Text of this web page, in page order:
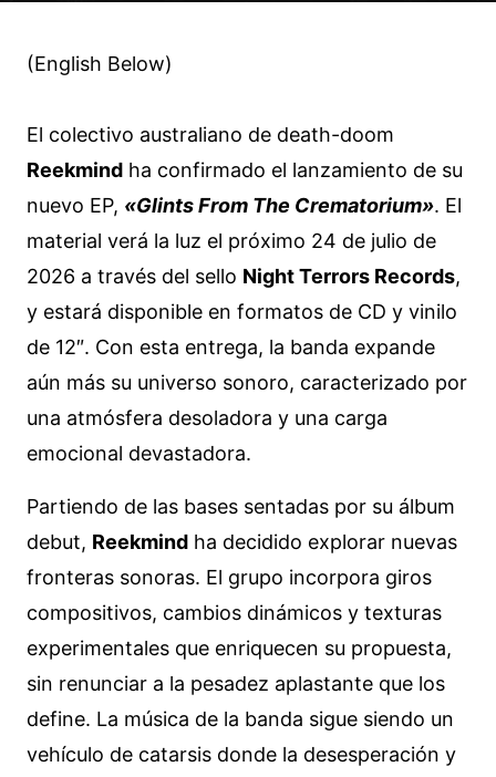
(English Below)
El colectivo australiano de death-doom
Reekmind ha confirmado el lanzamiento de su
nuevo EP, «Glints From The Crematorium». El
material verá la luz el próximo 24 de julio de
2026 a través del sello Night Terrors Records,
y estará disponible en formatos de CD y vinilo
de 12″. Con esta entrega, la banda expande
aún más su universo sonoro, caracterizado por
una atmósfera desoladora y una carga
emocional devastadora.
Partiendo de las bases sentadas por su álbum
debut, Reekmind ha decidido explorar nuevas
fronteras sonoras. El grupo incorpora giros
compositivos, cambios dinámicos y texturas
experimentales que enriquecen su propuesta,
sin renunciar a la pesadez aplastante que los
define. La música de la banda sigue siendo un
vehículo de catarsis donde la desesperación y